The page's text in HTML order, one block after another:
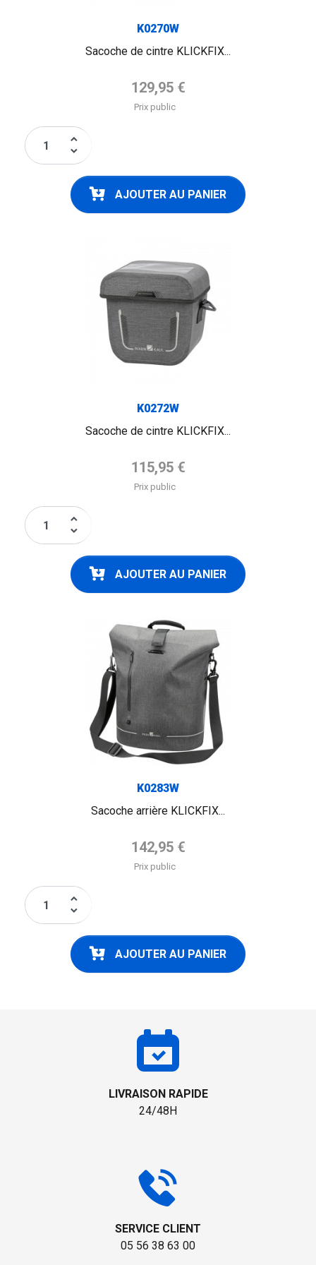
K0270W
Sacoche de cintre KLICKFIX...
Prix de base
129,95 €
Prix public
keyboard_arrow_up
keyboard_arrow_down
AJOUTER AU PANIER
K0272W
Sacoche de cintre KLICKFIX...
Prix de base
115,95 €
Prix public
keyboard_arrow_up
keyboard_arrow_down
AJOUTER AU PANIER
K0283W
Sacoche arrière KLICKFIX...
Prix de base
142,95 €
Prix public
keyboard_arrow_up
keyboard_arrow_down
AJOUTER AU PANIER
LIVRAISON RAPIDE
24/48H
SERVICE CLIENT
05 56 38 63 00